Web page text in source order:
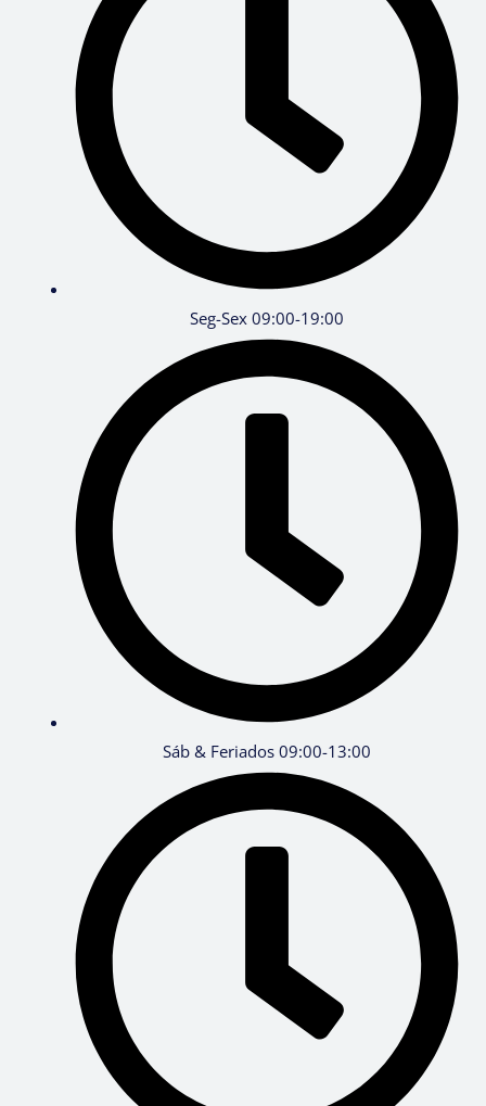
Seg-Sex 09:00-19:00
Sáb & Feriados 09:00-13:00